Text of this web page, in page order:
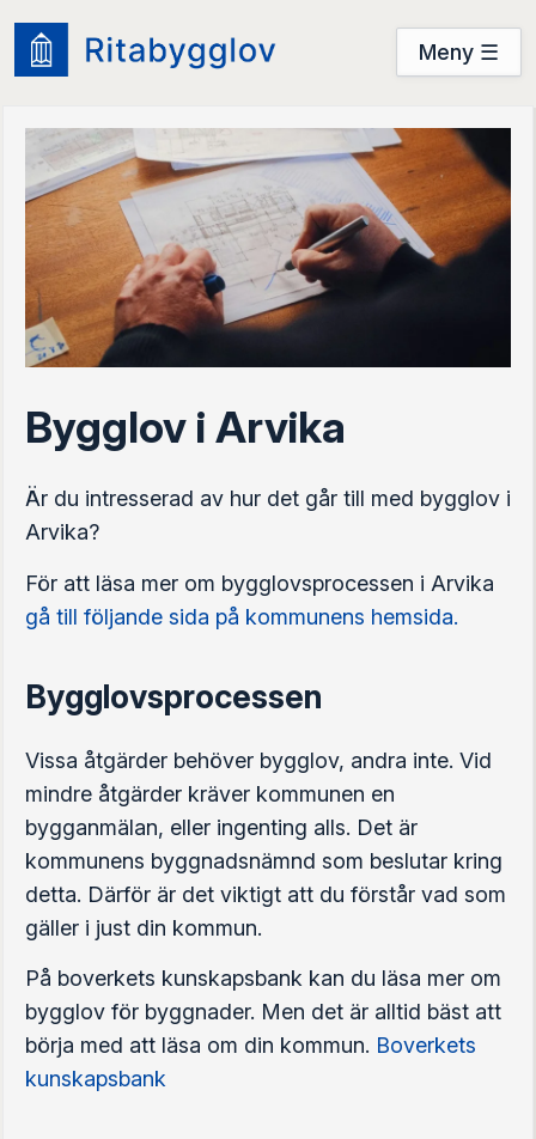
Meny ☰
Startsidan
Prova nu
Prova nu
Bygglov i Arvika
Är du intresserad av hur det går till med bygglov i
Arvika?
För att läsa mer om bygglovsprocessen i Arvika
gå till följande sida på kommunens hemsida.
Bygglovsprocessen
Vissa åtgärder behöver bygglov, andra inte. Vid
mindre åtgärder kräver kommunen en
bygganmälan, eller ingenting alls. Det är
kommunens byggnadsnämnd som beslutar kring
detta. Därför är det viktigt att du förstår vad som
gäller i just din kommun.
På boverkets kunskapsbank kan du läsa mer om
bygglov för byggnader. Men det är alltid bäst att
börja med att läsa om din kommun. Boverkets
kunskapsbank